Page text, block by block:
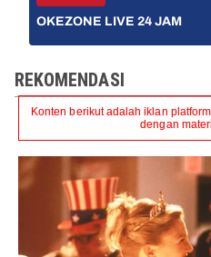
OKEZONE LIVE 24 JAM